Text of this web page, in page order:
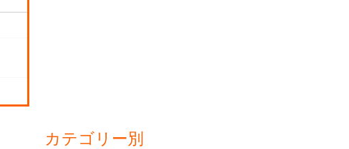
カテゴリー別